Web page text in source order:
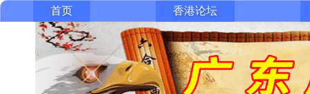
首页 香港论坛